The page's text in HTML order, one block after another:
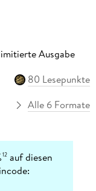
Ausgabe
80 Lesepunkte
Alle 6 Formate
12 auf diesen